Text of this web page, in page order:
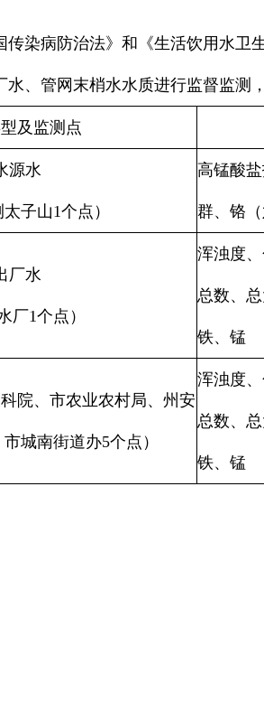
传染病防治法》和《生活饮用水卫
、管网末梢水水质进行监督监测
及监测点
源水
太子山1个点）
高锰酸
群、铬
厂水
厂1个点）
浑浊度
总数、
铁、锰
院、市农业农村局、州安
城南街道办5个点）
浑浊度
总数、
铁、锰